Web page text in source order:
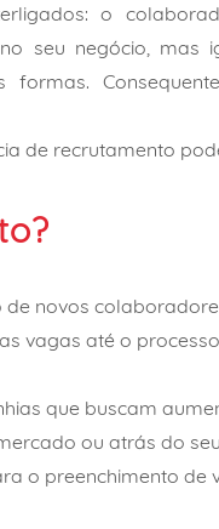
o
seu negócio, mas
formas.
de recrutamento
novos
vagas até o
que buscam
ou atrás do
o preenchimento de